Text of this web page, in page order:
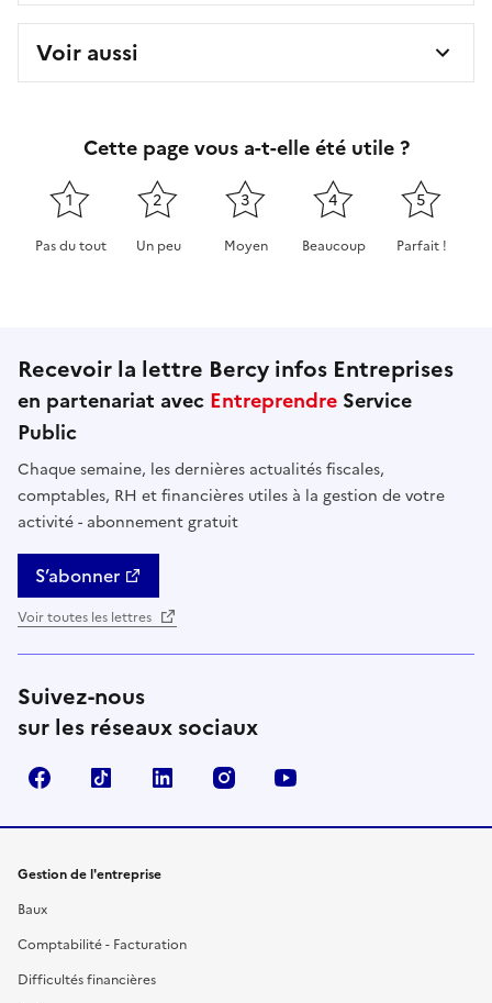
Voir aussi
Cette page vous a-t-elle été utile ?
1
Pas du tout
2
Un peu
3
Moyen
4
Beaucoup
5
Parfait !
Recevoir la lettre Bercy infos Entreprises
en partenariat avec Entreprendre Service
Public
Chaque semaine, les dernières actualités fiscales,
comptables, RH et financières utiles à la gestion de votre
activité - abonnement gratuit
S’abonner
Voir toutes les lettres
Suivez-nous
sur les réseaux sociaux
FacebookTikTok Linkedin Instagram
Gestion de l'entreprise
Baux
Comptabilité - Facturation
Difficultés financières